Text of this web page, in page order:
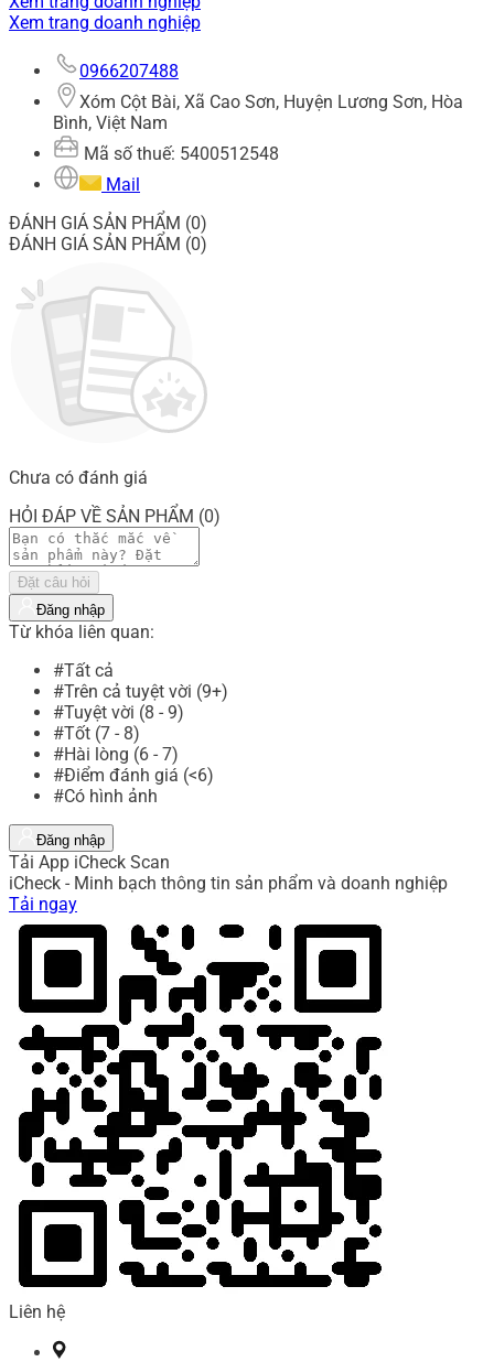
Xem trang doanh nghiệp
0966207488
Xóm Cột Bài, Xã Cao Sơn, Huyện Lương Sơn, Hòa
Bình, Việt Nam
Mã số thuế: 5400512548
Mail
ĐÁNH GIÁ SẢN PHẨM (0)
ĐÁNH GIÁ SẢN PHẨM (0)
Chưa có đánh giá
HỎI ĐÁP VỀ SẢN PHẨM (0)
Đặt câu hỏi
Đăng nhập
Từ khóa liên quan:
#Tất cả
#Trên cả tuyệt vời (9+)
#Tuyệt vời (8 - 9)
#Tốt (7 - 8)
#Hài lòng (6 - 7)
#Điểm đánh giá (<6)
#Có hình ảnh
Đăng nhập
Tải App iCheck Scan
iCheck - Minh bạch thông tin sản phẩm và doanh nghiệp
Tải ngay
Liên hệ